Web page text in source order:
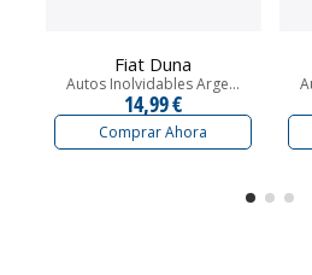
Fiat Duna
Autos Inolvidables Arge...
14,99 €
Comprar Ahora